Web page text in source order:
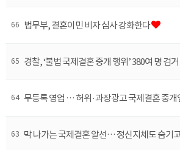
66 법무부, 결혼이민 비자 심사 강화한다
65 경찰, ‘불법 국제결혼 중개 행위’ 380여 명 검거
64 무등록 영업 … 허위·과장광고 국제결혼 중개
63 막 나가는 국제결혼 알선… 정신지체도 숨기